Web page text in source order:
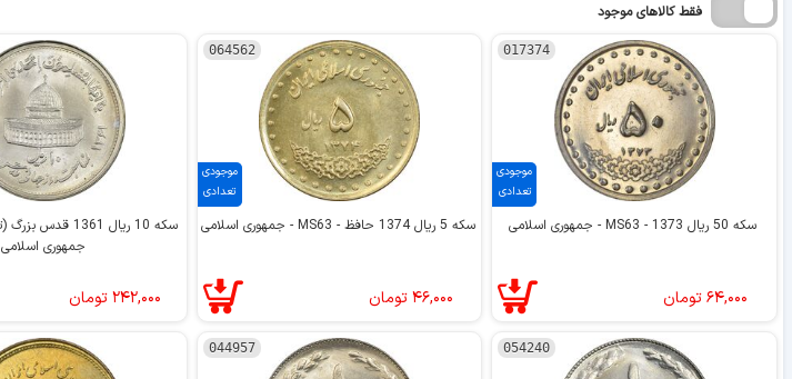
فقط کالاهای موجود
موجودی
تعدادی
017374
سکه 50 ریال 1373 - MS63 - جمهوری اسلامی
۶۴,۰۰۰تومان
موجودی
تعدادی
064562
سکه 5 ریال 1374 حافظ - MS63 - جمهوری اسلامی
۴۶,۰۰۰ تومان
جمهوری اسلامی
۲۴۲,۰۰۰ تومان
054240
044957